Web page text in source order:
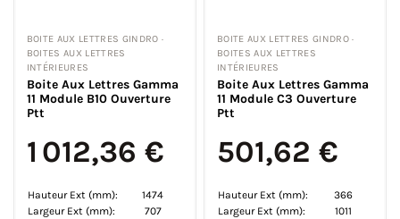
BOITE AUX LETTRES GINDRO ·
BOITES AUX LETTRES
INTÉRIEURES
Boite Aux Lettres Gamma
11 Module B10 Ouverture
Ptt
1 012,36 €
Hauteur Ext (mm):
1474
Largeur Ext (mm):
707
BOITE AUX LETTRES GINDRO ·
BOITES AUX LETTRES
INTÉRIEURES
Boite Aux Lettres Gamma
11 Module C3 Ouverture
Ptt
501,62 €
Hauteur Ext (mm):
366
Largeur Ext (mm):
1011